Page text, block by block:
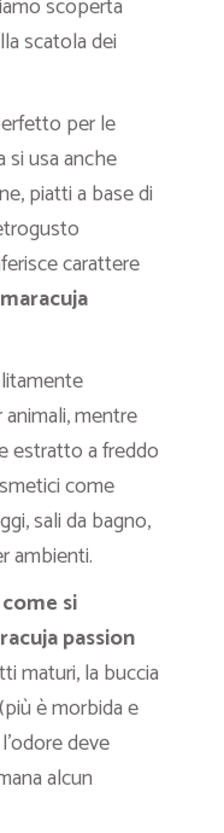
scatola dei
per le
si usa anche
piatti a base di
carattere
maracuja
mentre
estratto a freddo
come
sali da bagno,
ambienti.
si
passion
maturi, la buccia
è morbida e
deve
alcun